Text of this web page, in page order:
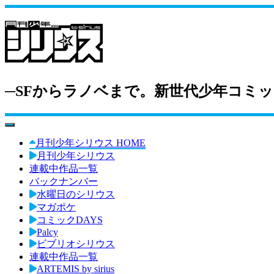
─SFからラノベまで。新世代少年コミ
toggle navigation
月刊少年シリウス HOME
月刊少年シリウス
連載中作品一覧
バックナンバー
水曜日のシリウス
マガポケ
コミックDAYS
Palcy
ビブリオシリウス
連載中作品一覧
ARTEMIS by sirius